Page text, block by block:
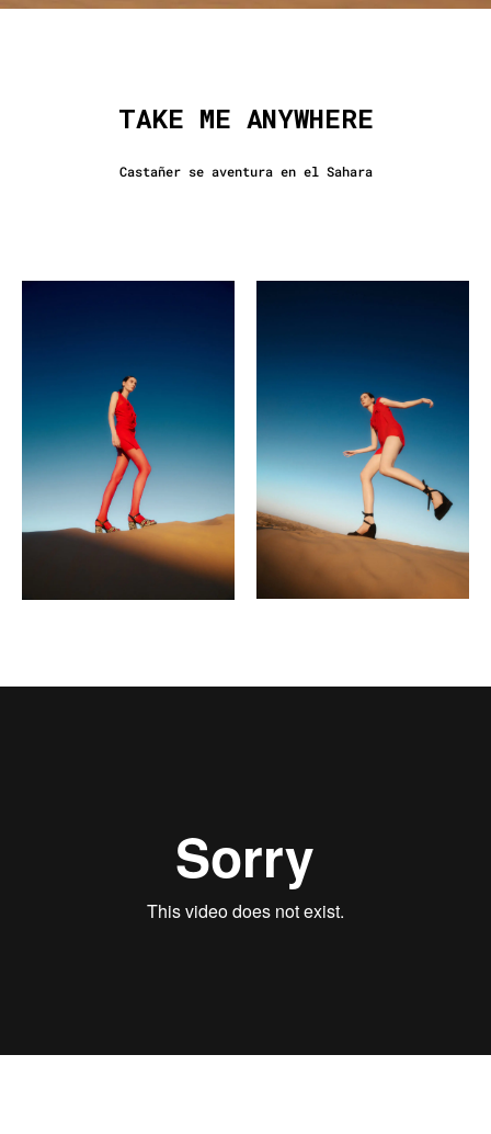
TAKE ME ANYWHERE
Castañer se aventura en el Sahara